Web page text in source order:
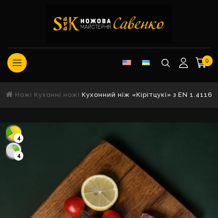
0
Ножі Кухонні ножі Кухонний ніж «Кірітцукі» з EN 1.4116
4
4